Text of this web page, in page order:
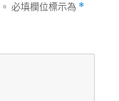
必填欄位標示為 *